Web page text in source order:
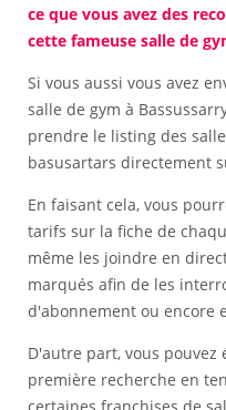
ce que vous avez des
cette fameuse salle de
Si vous aussi vous avez
salle de gym à
prendre le listing des
basusartars directement
En faisant cela, vous
tarifs sur la fiche de
même les joindre en
marqués afin de les
d'abonnement ou encore
D'autre part, vous
première recherche en